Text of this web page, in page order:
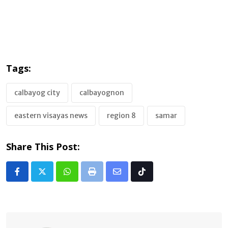
Tags:
calbayog city calbayognon
eastern visayas news region 8 samar
Share This Post:
Whatsapp
Print
Share Tiktok